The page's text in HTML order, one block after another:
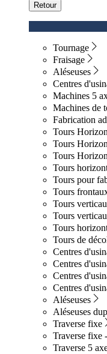
Retour
Tournage
Fraisage
Aléseuses
Centres
Machines 5
Machines de
Fabrication
Tours
Tours
Tours
Tours
Tours pour
Tours
Tours
Tours
Tours
Tours de
Centres
Centres
Centres
Centres
Aléseuses
Aléseuses
Traverse fixe
Traverse fixe
Traverse 5